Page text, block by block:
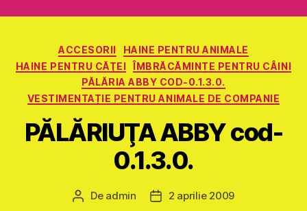
Categorii
ACCESORII
HAINE PENTRU ANIMALE
HAINE PENTRU CĂŢEI
ÎMBRĂCĂMINTE PENTRU CÂINI
PĂLĂRIA ABBY COD-0.1.3.0.
VESTIMENTAȚIE PENTRU ANIMALE DE COMPANIE
PĂLĂRIUŢA ABBY cod-
0.1.3.0.
Autor
De admin
Dată2 aprilie 2009